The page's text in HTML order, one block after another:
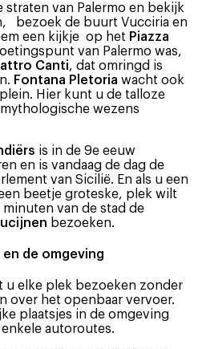
straten van Palermo en bekijk
bezoek de buurt Vucciria en
een kijkje op het Piazza
van Palermo was,
Canti, dat omringd is
Fontana Pletoria wacht ook
Hier kunt u de talloze
wezens
is in de 9e eeuw
en is vandaag de dag de
van Sicilië. En als u een
beetje groteske, plek wilt
van de stad de
bezoeken.
de omgeving
u elke plek bezoeken zonder
over het openbaar vervoer.
plaatsjes in de omgeving
autoroutes.